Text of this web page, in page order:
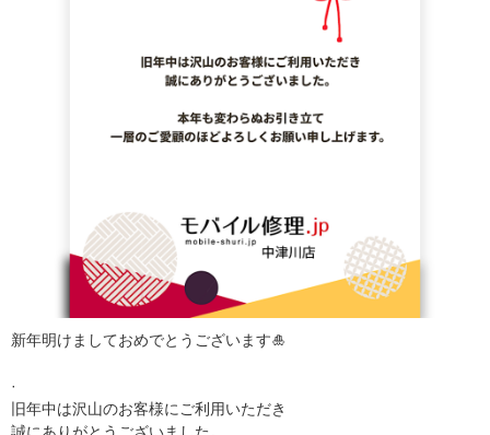
新年明けましておめでとうございます🎍
·
旧年中は沢山のお客様にご利用いただき